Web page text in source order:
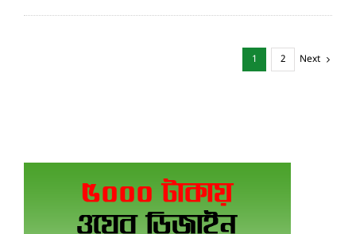
1 2 Next